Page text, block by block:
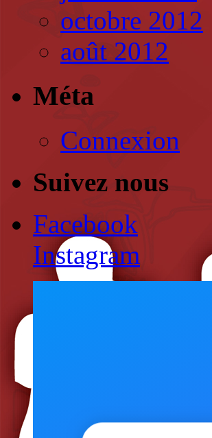
octobre 2012
août 2012
Méta
Connexion
Suivez nous
Facebook
Instagram